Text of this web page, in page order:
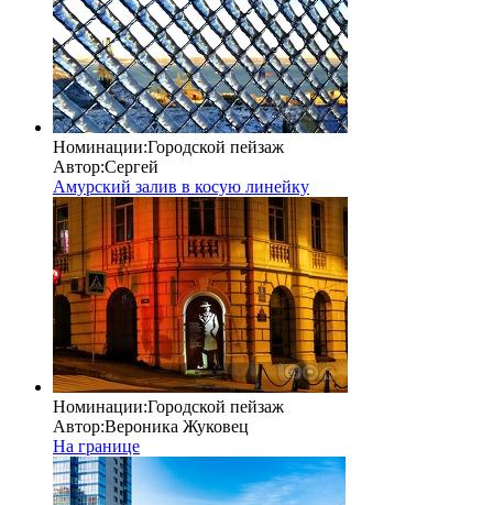
Номинации:Городской пейзаж
Автор:Сергей
Амурский залив в косую линейку
Номинации:Городской пейзаж
Автор:Вероника Жуковец
На границе